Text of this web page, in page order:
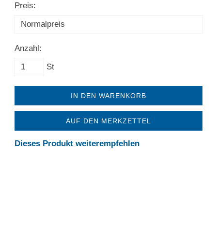
Preis:
Anzahl:
St
IN DEN WARENKORB
AUF DEN MERKZETTEL
Dieses Produkt weiterempfehlen